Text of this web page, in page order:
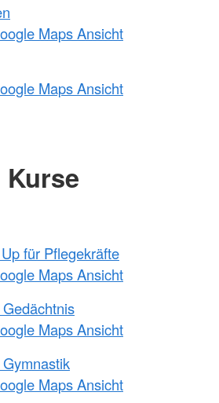
Maps Ansicht
Maps Ansicht
Kurse
für Pflegekräfte
Maps Ansicht
Maps Ansicht
Maps Ansicht